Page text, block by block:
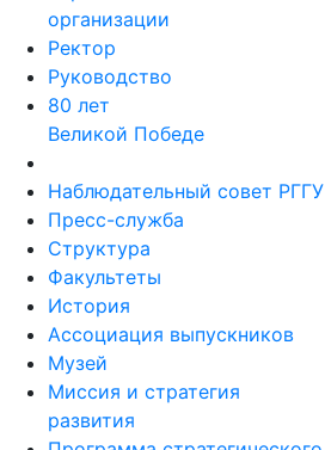
организации
Ректор
Руководство
80 лет
Великой Победе
Наблюдательный совет РГГУ
Пресс-служба
Структура
Факультеты
История
Ассоциация выпускников
Музей
Миссия и стратегия
развития